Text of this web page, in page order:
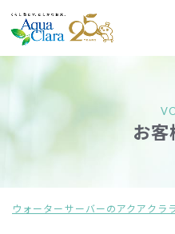
お
ウォーターサーバーのアクアクラ